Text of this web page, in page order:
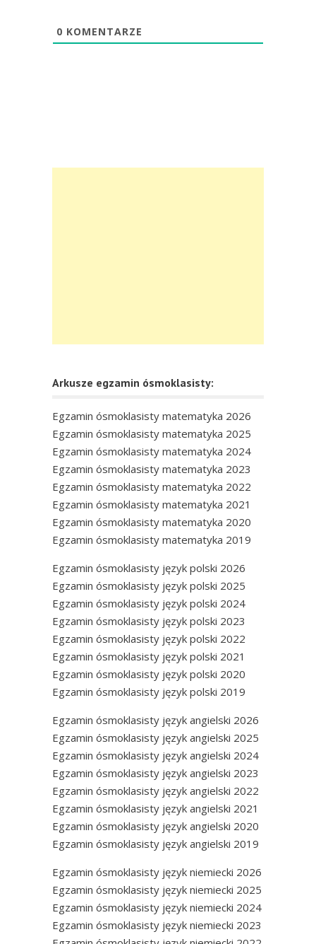
0 KOMENTARZE
Arkusze egzamin ósmoklasisty:
Egzamin ósmoklasisty matematyka 2026
Egzamin ósmoklasisty matematyka 2025
Egzamin ósmoklasisty matematyka 2024
Egzamin ósmoklasisty matematyka 2023
Egzamin ósmoklasisty matematyka 2022
Egzamin ósmoklasisty matematyka 2021
Egzamin ósmoklasisty matematyka 2020
Egzamin ósmoklasisty matematyka 2019
Egzamin ósmoklasisty język polski 2026
Egzamin ósmoklasisty język polski 2025
Egzamin ósmoklasisty język polski 2024
Egzamin ósmoklasisty język polski 2023
Egzamin ósmoklasisty język polski 2022
Egzamin ósmoklasisty język polski 2021
Egzamin ósmoklasisty język polski 2020
Egzamin ósmoklasisty język polski 2019
Egzamin ósmoklasisty język angielski 2026
Egzamin ósmoklasisty język angielski 2025
Egzamin ósmoklasisty język angielski 2024
Egzamin ósmoklasisty język angielski 2023
Egzamin ósmoklasisty język angielski 2022
Egzamin ósmoklasisty język angielski 2021
Egzamin ósmoklasisty język angielski 2020
Egzamin ósmoklasisty język angielski 2019
Egzamin ósmoklasisty język niemiecki 2026
Egzamin ósmoklasisty język niemiecki 2025
Egzamin ósmoklasisty język niemiecki 2024
Egzamin ósmoklasisty język niemiecki 2023